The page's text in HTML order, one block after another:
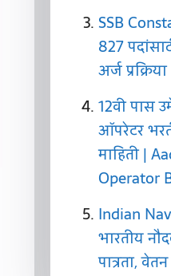
SSB
827
अर्ज प्रक्रिया
12वी पास
ऑपरेटर
माहिती |
Operator
Indian
भारतीय
पात्रता,